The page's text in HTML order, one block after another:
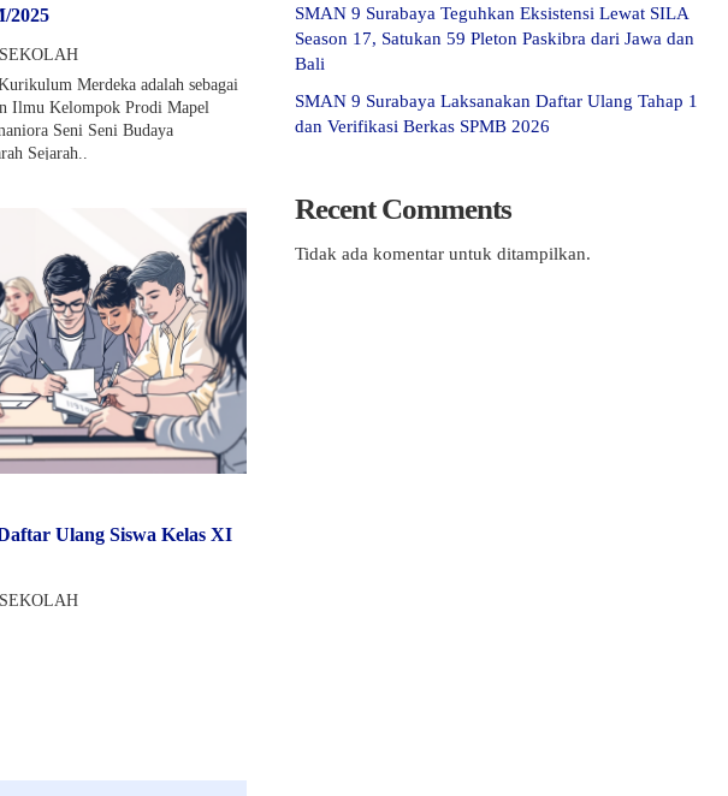
2025
Merdeka adalah sebagai
Ilmu Kelompok Prodi Mapel
Seni Seni Budaya
Sejarah..
Ulang Siswa Kelas XI
SMAN 9 Surabaya Teguhkan Eksistensi Lewat SILA
Season 17, Satukan 59 Pleton Paskibra dari Jawa dan
Bali
SMAN 9 Surabaya Laksanakan Daftar Ulang Tahap 1
dan Verifikasi Berkas SPMB 2026
Recent Comments
Tidak ada komentar untuk ditampilkan.